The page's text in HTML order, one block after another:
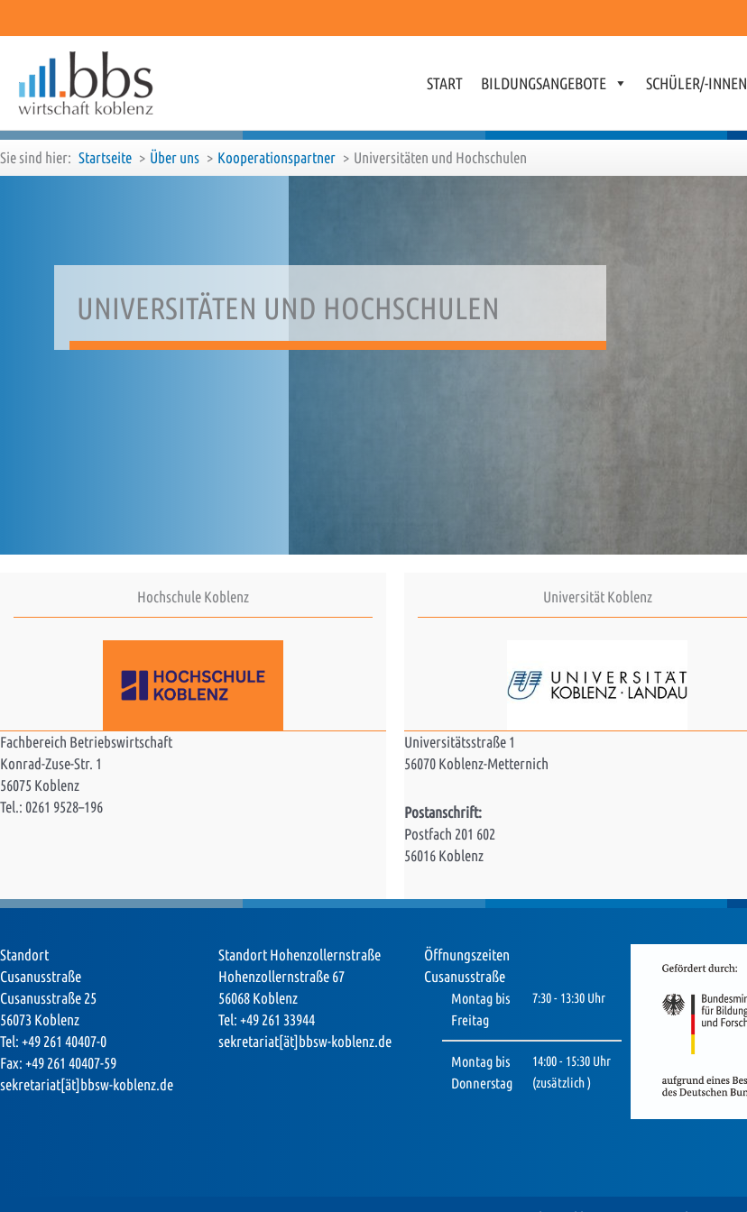
START BILDUNGSANGEBOTE SCHÜLER/-INNEN
Sie sind hier: Startseite Über uns Kooperationspartner Universitäten und Hochschulen
UNIVERSITÄTEN UND HOCHSCHULEN
Hochschule Koblenz
Fachbereich Betriebswirtschaft
Konrad-Zuse-Str. 1
56075 Koblenz
Tel.: 0261 9528–196
Universität Koblenz
Universitätsstraße 1
56070 Koblenz-Metternich
Postanschrift:
Postfach 201 602
56016 Koblenz
Standort
Cusanusstraße
Cusanusstraße 25
56073 Koblenz
Tel: +49 261 40407-0
Fax: +49 261 40407-59
sekretariat[ät]bbsw-koblenz.de
Standort Hohenzollernstraße
Hohenzollernstraße 67
56068 Koblenz
Tel: +49 261 33944
sekretariat[ät]bbsw-koblenz.de
Öffnungszeiten
Cusanusstraße
Montag bis
Freitag
7:30 - 13:30 Uhr
Montag bis
Donnerstag
14:00 - 15:30 Uhr
(zusätzlich )